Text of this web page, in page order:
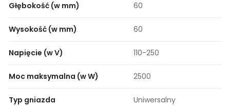
Głębokość (w mm) 60
Wysokość (w mm) 60
Napięcie (w V) 110-250
Moc maksymalna (w W) 2500
Typ gniazda Uniwersalny